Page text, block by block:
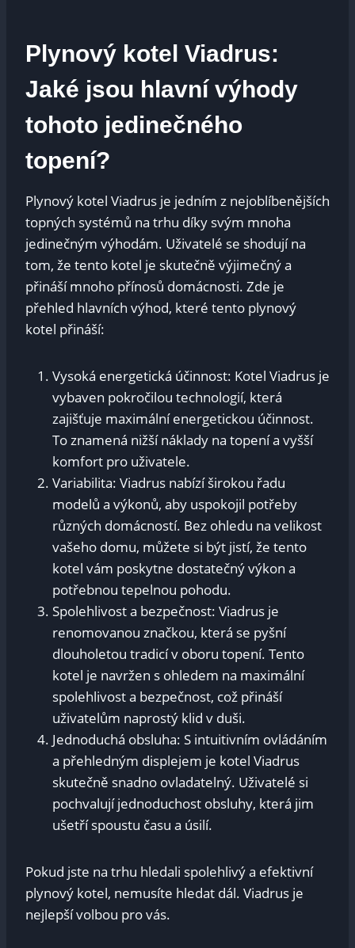
Plynový kotel Viadrus:
Jaké jsou hlavní výhody
tohoto jedinečného
topení?
Plynový kotel Viadrus je jedním z nejoblíbenějších
topných systémů na trhu díky svým mnoha
jedinečným výhodám. Uživatelé se shodují na
tom, že tento kotel je skutečně výjimečný a
přináší mnoho přínosů domácnosti. Zde je
přehled hlavních výhod, které tento plynový
kotel přináší:
Vysoká energetická účinnost: Kotel Viadrus je
vybaven pokročilou technologií, která
zajišťuje maximální energetickou účinnost.
To znamená nižší náklady na topení a vyšší
komfort pro uživatele.
Variabilita: Viadrus nabízí širokou řadu
modelů a výkonů, aby uspokojil potřeby
různých domácností. Bez ohledu na velikost
vašeho domu, můžete si být jistí, že tento
kotel vám poskytne dostatečný výkon a
potřebnou tepelnou pohodu.
Spolehlivost a bezpečnost: Viadrus je
renomovanou značkou, která se pyšní
dlouholetou tradicí v oboru topení. Tento
kotel je navržen s ohledem na maximální
spolehlivost a bezpečnost, což přináší
uživatelům naprostý klid v duši.
Jednoduchá obsluha: S intuitivním ovládáním
a přehledným displejem je kotel Viadrus
skutečně snadno ovladatelný. Uživatelé si
pochvalují jednoduchost obsluhy, která jim
ušetří spoustu času a úsilí.
Pokud jste na trhu hledali spolehlivý a efektivní
plynový kotel, nemusíte hledat dál. Viadrus je
nejlepší volbou pro vás.